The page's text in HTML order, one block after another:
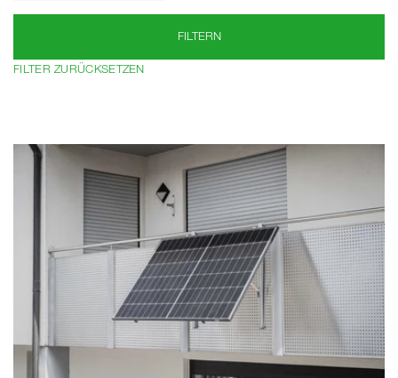
FILTERN
FILTER ZURÜCKSETZEN